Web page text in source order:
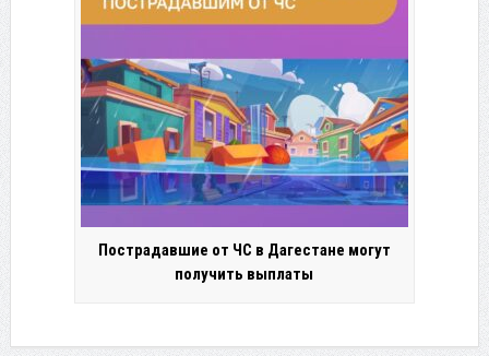
Пострадавшие от ЧС в Дагестане могут
получить выплаты